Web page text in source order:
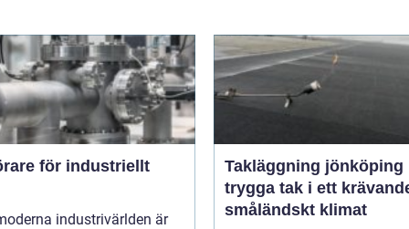
för industriellt
industrivärlden är
Takläggning jönköping
trygga tak i ett
småländskt klimat